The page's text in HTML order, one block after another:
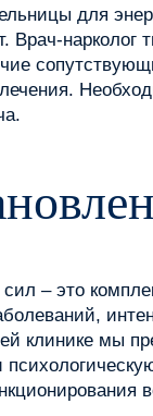
для
нарколог
сил – это
клинике мы